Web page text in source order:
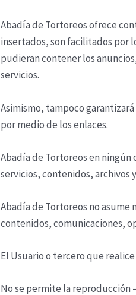
Abadía de Tortoreosofrece
insertados, son facilitados por
pudieran contener los
servicios.
Asimismo, tampoco
por medio de los enlaces.
Abadía de Tortoreosen ningún
servicios, contenidos,
Abadía de Tortoreos no asume
contenidos, comunicaciones,
El Usuario o tercero que
No se permite la reproducción